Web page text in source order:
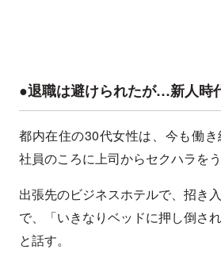
●退職は避けられたが…新人時
都内在住の30代女性は、今も働
社員のころに上司からセクハラをう
出張先のビジネスホテルで、招き
で、「いきなりベッドに押し倒さ
と話す。